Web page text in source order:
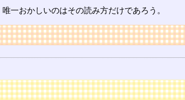
一おかしいのはその読み方だけであろう。